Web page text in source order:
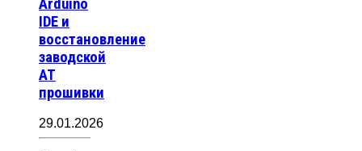
Arduino
IDE и
восстановление
заводской
AT
прошивки
29.01.2026